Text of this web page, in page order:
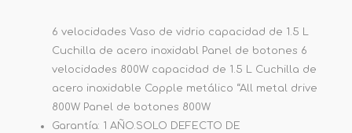
6 velocidades Vaso de vidrio capacidad de 1.5 L
Cuchilla de acero inoxidabl Panel de botones 6
velocidades 800W capacidad de 1.5 L Cuchilla de
acero inoxidable Copple metálico “All metal drive
800W Panel de botones 800W
Garantía: 1 AÑO.SOLO DEFECTO DE